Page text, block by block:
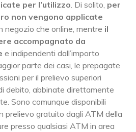
per l’utilizzo . Di solito, per
non vengono applicate
negozio che online, mentre il
accompagnato da
e indipendenti dall’importo
parte dei casi, le prepagate
per il prelievo superiori
debito, abbinate direttamente
Sono comunque disponibili
prelievo gratuito dagli ATM della
presso qualsiasi ATM in area